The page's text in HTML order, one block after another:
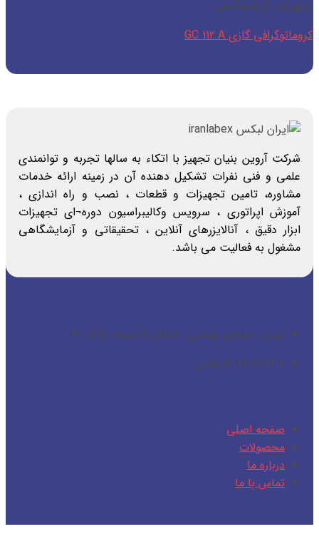
تجهیزات آزمایشگاهی
کروماتوگرافی گازی GC 112 A
اطلاعات بیشتر
شرکت آروین بنیان تجهیز با اتکاء به سالها تجربه و توانمندی
علمی و فنی نفرات تشکیل دهنده آن در زمینه ارائه خدمات
مشاوره، تامین تجهیزات و قطعات ، نصب و راه اندازی ،
آموزش اپراتوری ، سرویس وکالیبراسیون دوره¬ای تجهیزات
ابزار دقیق ، آنالایزرهای آنلاین ، تحقیقاتی و آزمایشگاهی
مشغول به فعالیت می باشد.
تهران، خیابان بهشتی، خیابان اندیشه، پلاک ۴۰
۰۲۱۸۶۰۲۷۸۳۸ فکس
صفحه اصلی
محصولات
درباره ما
تماس با ما